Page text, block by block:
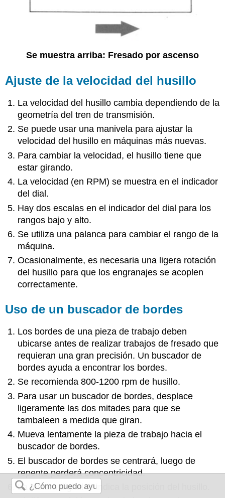
Se muestra arriba: Fresado por ascenso
Ajuste de la velocidad del husillo
La velocidad del husillo cambia dependiendo de la
geometría del tren de transmisión.
Se puede usar una manivela para ajustar la
velocidad del husillo en máquinas más nuevas.
Para cambiar la velocidad, el husillo tiene que
estar girando.
La velocidad (en RPM) se muestra en el indicador
del dial.
Hay dos escalas en el indicador del dial para los
rangos bajo y alto.
Se utiliza una palanca para cambiar el rango de la
máquina.
Ocasionalmente, es necesaria una ligera rotación
del husillo para que los engranajes se acoplen
correctamente.
Uso de un buscador de bordes
Los bordes de una pieza de trabajo deben
ubicarse antes de realizar trabajos de fresado que
requieran una gran precisión. Un buscador de
bordes ayuda a encontrar los bordes.
Se recomienda 800-1200 rpm de husillo.
Para usar un buscador de bordes, desplace
ligeramente las dos mitades para que se
tambaleen a medida que giran.
Mueva lentamente la pieza de trabajo hacia el
buscador de bordes.
El buscador de bordes se centrará, luego de
repente perderá concentricidad.
La lectura digital te indica la posición del husillo.